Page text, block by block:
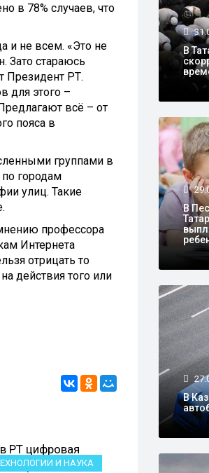
в 78% случаев, что
и не всем. «Это не
Зато стараюсь
Президент РТ.
для этого –
всё – от
пояса в
группами в
городам
улиц. Такие
профессора
Интернета
отрицать то
действия того или
И НАУКА
В
В
В